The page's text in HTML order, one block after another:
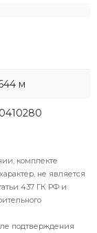
м
комплекте
не является
437 ГК РФ и
подтверждения